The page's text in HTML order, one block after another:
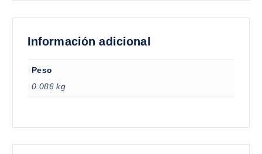
Información adicional
Peso
0.086 kg